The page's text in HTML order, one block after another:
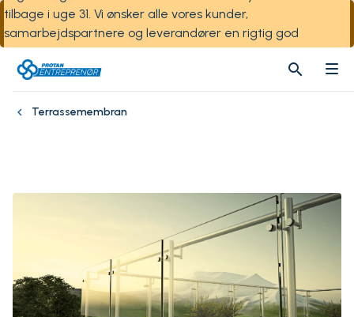
tilbage i uge 31. Vi ønsker alle vores kunder,
samarbejdspartnere og leverandører en rigtig god
sommer!
search
search
Terrassemembran